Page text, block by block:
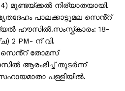
മുണ്ടയ്ക്കൽ നിര്യാതയായി.
പാലക്കാട്ടുമല സെൻ്റ്
ഹൗസിൽ.സംസ്ക്‌കാരം: 18-
2 PM- ന് വി.
തോമസ്
ആരംഭിച്ച് തുടർന്ന്
പള്ളിയിൽ.